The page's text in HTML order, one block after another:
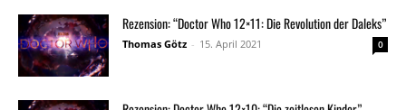
Rezension: “Doctor Who 12×11: Die Revolution der Daleks”
Thomas Götz - 15. April 2021 0